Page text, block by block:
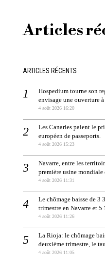
Articles
ARTICLES RÉCENTS
Hospedium tourne son
envisage une ouverture
4 août 2026 16:20
Les Canaries paient le
européen de passeports.
4 août 2026 15:23
Navarre, entre les
première usine mondiale
4 août 2026 11:31
Le chômage baisse de 3
trimestre en Navarre et 5
4 août 2026 11:26
La Rioja: le chômage
deuxième trimestre, le
4 août 2026 11:05